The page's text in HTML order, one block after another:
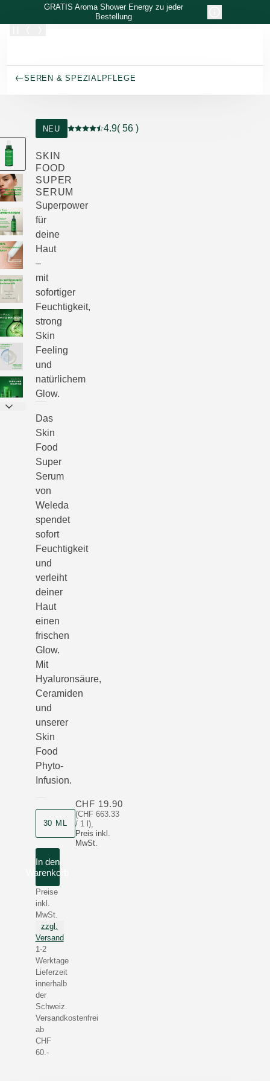
Zum Hauptinhalt wechseln
GRATIS Aroma Shower Energy zu jeder
Bestellung
SEREN & SPEZIALPFLEGE
NEU
Aktuelle Bewertung: 4.9 von 5 Sternen
4.9( 56 )
SKIN
FOOD
SUPER
SERUM
Superpower
für
deine
Haut
–
mit
sofortiger
Feuchtigkeit,
strong
Skin
Feeling
und
natürlichem
Glow.
Das
Skin
Food
Super
Serum
von
Weleda
spendet
sofort
Feuchtigkeit
und
verleiht
deiner
Haut
einen
frischen
Glow.
Mit
Hyaluronsäure,
Ceramiden
und
unserer
Skin
Food
Phyto-
Infusion.
Produktgrösse
30 ML
(CHF 663.33
/ 1 l),
Preis inkl.
MwSt.
CHF 19.90
In den
Warenkorb
Preise
inkl.
MwSt.
zzgl.
Versand
1-2
Werktage
Lieferzeit
innerhalb
der
Schweiz.
Versandkostenfrei
ab
CHF
60.-